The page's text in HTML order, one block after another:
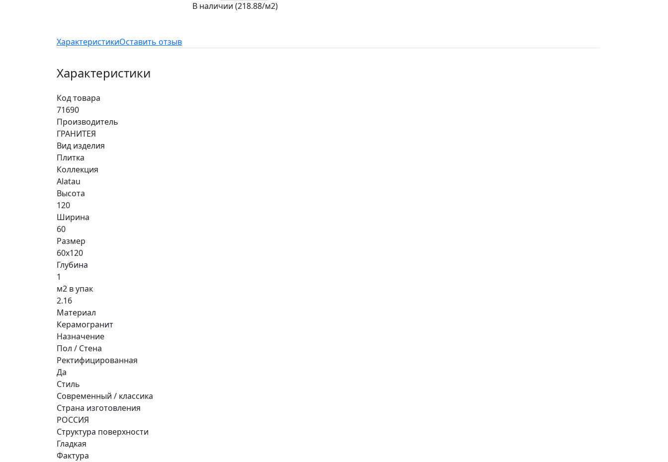
В наличии (218.88/м2)
ХарактеристикиОставить отзыв
Характеристики
Код товара
71690
Производитель
ГРАНИТЕЯ
Вид изделия
Плитка
Коллекция
Alatau
Высота
120
Ширина
60
Размер
60x120
Глубина
1
м2 в упак
2.16
Материал
Керамогранит
Назначение
Пол / Стена
Ректифицированная
Да
Стиль
Современный / классика
Страна изготовления
РОССИЯ
Структура поверхности
Гладкая
Фактура